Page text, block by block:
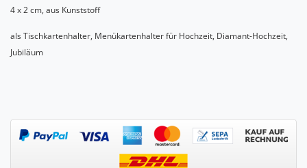
4 x 2 cm, aus Kunststoff
als Tischkartenhalter, Menükartenhalter für Hochzeit, Diamant-Hochzeit,
Jubiläum